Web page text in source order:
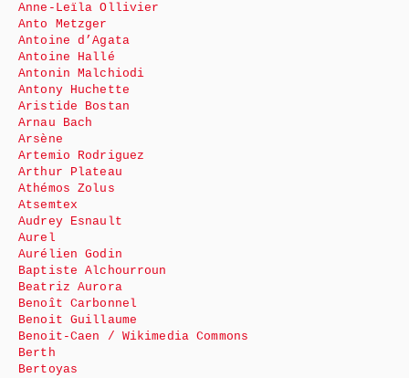
Anne-Leïla Ollivier
Anto Metzger
Antoine d’Agata
Antoine Hallé
Antonin Malchiodi
Antony Huchette
Aristide Bostan
Arnau Bach
Arsène
Artemio Rodriguez
Arthur Plateau
Athémos Zolus
Atsemtex
Audrey Esnault
Aurel
Aurélien Godin
Baptiste Alchourroun
Beatriz Aurora
Benoît Carbonnel
Benoit Guillaume
Benoit-Caen / Wikimedia Commons
Berth
Bertoyas